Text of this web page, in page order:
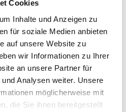
Cookies
Inhalte und Anzeigen zu
für soziale Medien anbieten
auf unsere Website zu
wir Informationen zu Ihrer
an unsere Partner für
Analysen weiter. Unsere
möglicherweise mit
die Sie ihnen bereitgestellt
bewerben
Merken